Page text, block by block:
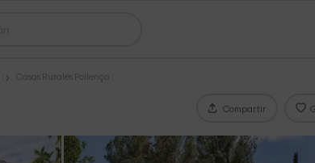
Casas Rurales Pollença
Compartir